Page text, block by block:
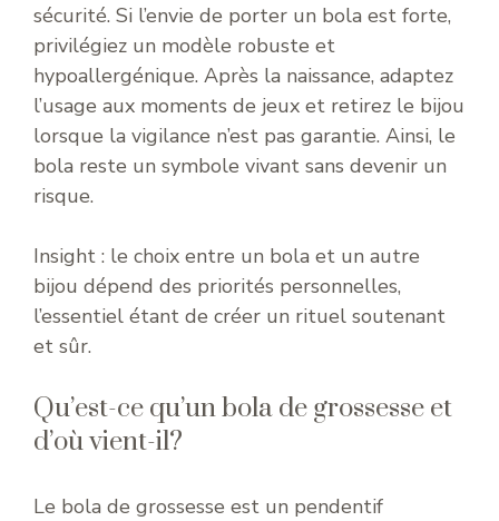
sécurité. Si l’envie de porter un bola est forte,
privilégiez un modèle robuste et
hypoallergénique. Après la naissance, adaptez
l’usage aux moments de jeux et retirez le bijou
lorsque la vigilance n’est pas garantie. Ainsi, le
bola reste un symbole vivant sans devenir un
risque.
Insight : le choix entre un bola et un autre
bijou dépend des priorités personnelles,
l’essentiel étant de créer un rituel soutenant
et sûr.
Qu’est-ce qu’un bola de grossesse et
d’où vient-il?
Le bola de grossesse est un pendentif